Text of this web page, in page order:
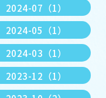
2024-07（1）
2024-05（1）
2024-03（1）
2023-12（1）